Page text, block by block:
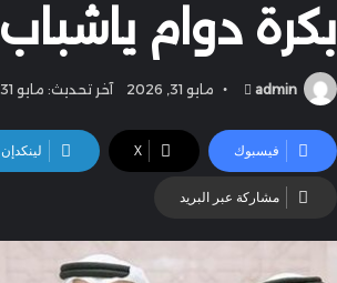
بكرة دوام ياشباب
admin
أرسل
إلكترونيا
مايو 31, 2026 آخر تحديث: مايو 31, 2026
فيسبوك ‫X لينكدإن
مشاركة عبر البريد